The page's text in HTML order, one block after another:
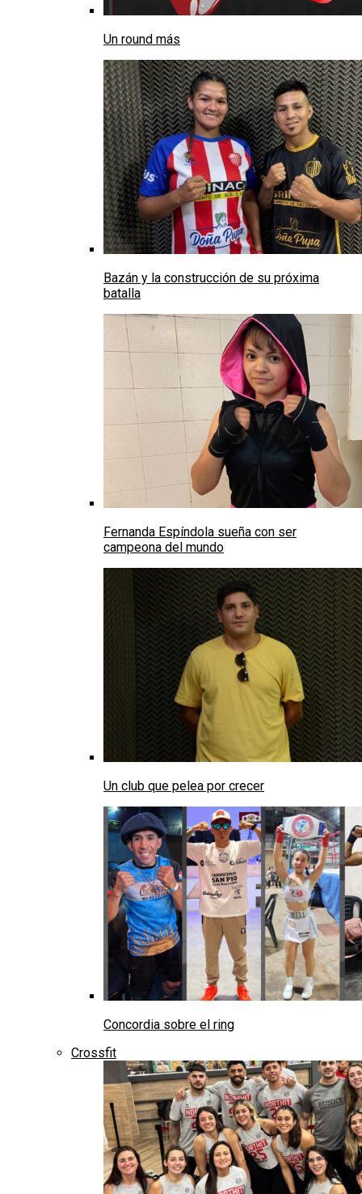
Un round más
Bazán y la construcción de su próxima
batalla
Fernanda Espíndola sueña con ser
campeona del mundo
Un club que pelea por crecer
Concordia sobre el ring
Crossfit